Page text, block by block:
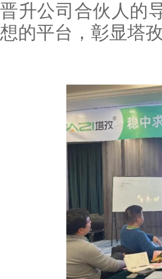
晋升公司合伙人的
想的平台，彰显塔